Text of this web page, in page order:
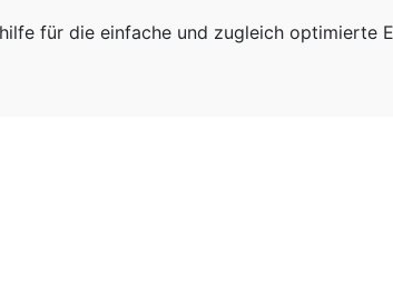
für die einfache und zugleich optimierte